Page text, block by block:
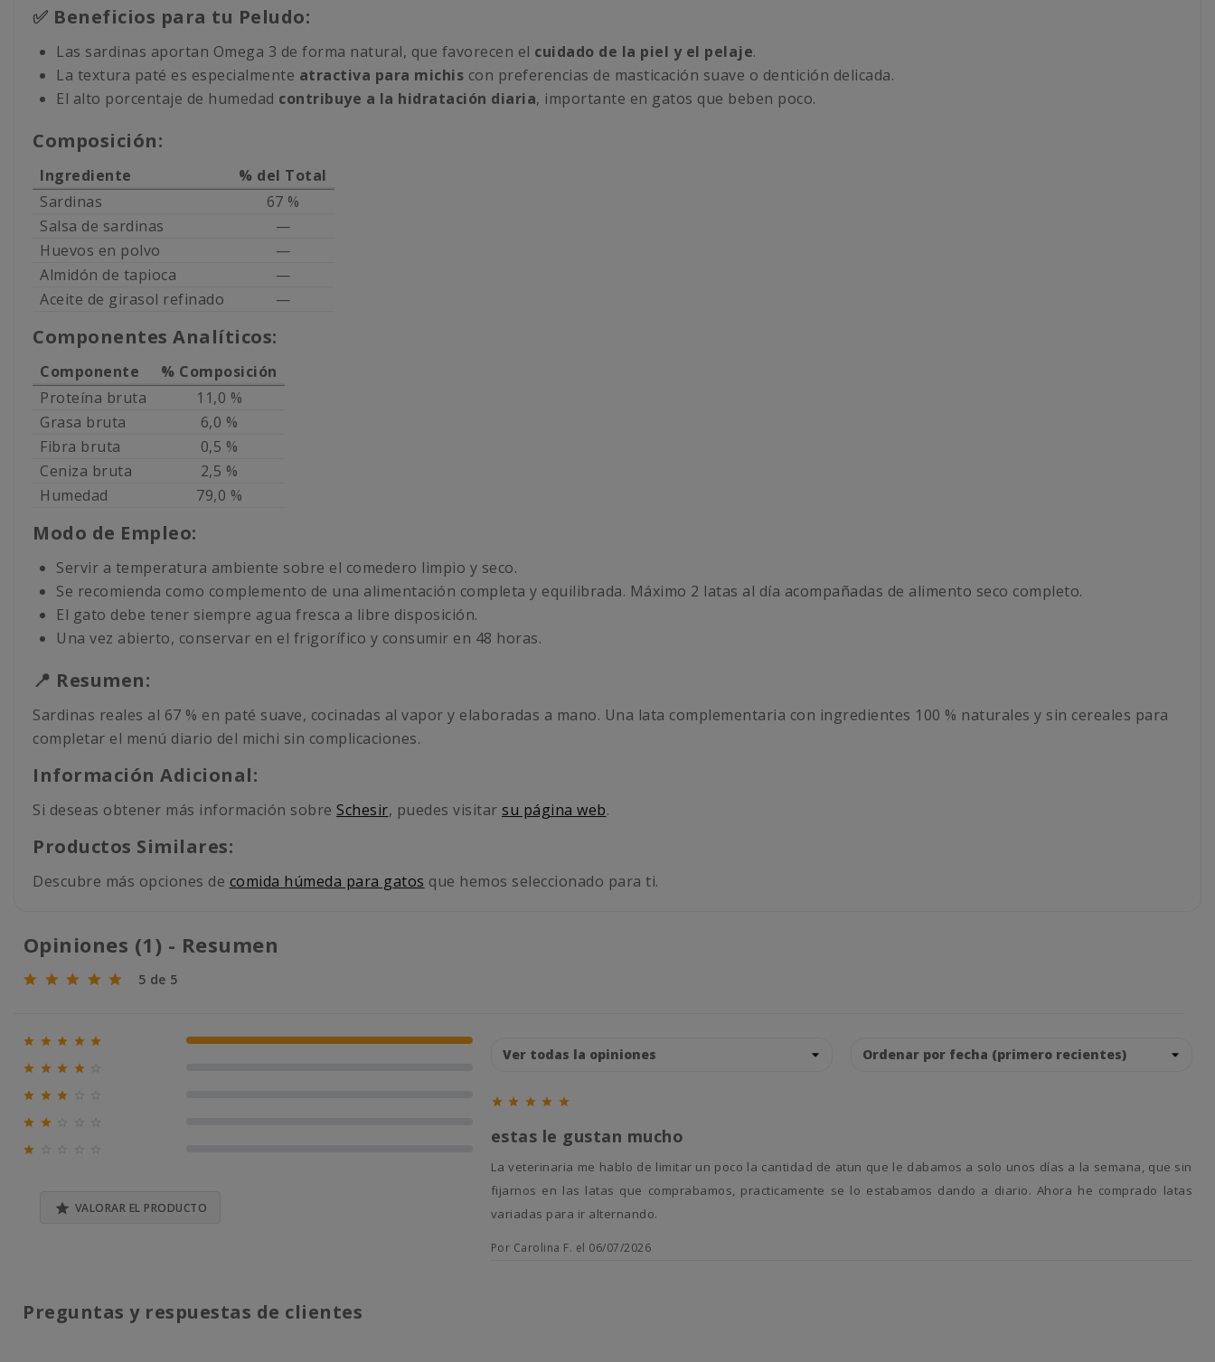
✅ Beneficios para tu Peludo:
Las sardinas aportan Omega 3 de forma natural, que favorecen el cuidado de la piel y el pelaje.
La textura paté es especialmente atractiva para michis con preferencias de masticación suave o dentición delicada.
El alto porcentaje de humedad contribuye a la hidratación diaria, importante en gatos que beben poco.
Composición:
Ingrediente
% del Total
Sardinas
67 %
Salsa de sardinas
—
Huevos en polvo
—
Almidón de tapioca
—
Aceite de girasol refinado
—
Componentes Analíticos:
Componente
% Composición
Proteína bruta
11,0 %
Grasa bruta
6,0 %
Fibra bruta
0,5 %
Ceniza bruta
2,5 %
Humedad
79,0 %
Modo de Empleo:
Servir a temperatura ambiente sobre el comedero limpio y seco.
Se recomienda como complemento de una alimentación completa y equilibrada. Máximo 2 latas al día acompañadas de alimento seco completo.
El gato debe tener siempre agua fresca a libre disposición.
Una vez abierto, conservar en el frigorífico y consumir en 48 horas.
📍 Resumen:
Sardinas reales al 67 % en paté suave, cocinadas al vapor y elaboradas a mano. Una lata complementaria con ingredientes 100 % naturales y sin cereales para
completar el menú diario del michi sin complicaciones.
Información Adicional:
Si deseas obtener más información sobre Schesir, puedes visitar su página web.
Productos Similares:
Descubre más opciones de comida húmeda para gatos que hemos seleccionado para ti.
Opiniones (1) - Resumen
5 de 5
     100% (1)
   
  
 

 VALORAR EL PRODUCTO
    
estas le gustan mucho
la veterinaria me hablo de limitar un poco la cantidad de atun que le dabamos a solo unos días a la semana, que sin
fijarnos en las latas que comprabamos, practicamente se lo estabamos dando a diario. Ahora he comprado latas
variadas para ir alternando.
Por Carolina F. el 06/07/2026
Preguntas y respuestas de clientes